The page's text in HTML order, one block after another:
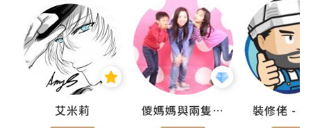
艾米莉 儍媽媽與兩隻小魔怪之家